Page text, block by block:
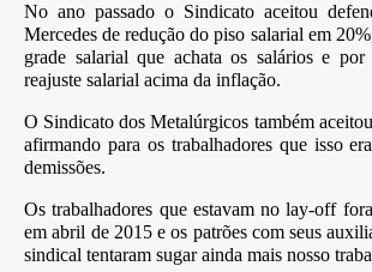
No ano passado o Sindicato aceitou
Mercedes de redução do piso salarial em
grade salarial que achata os salários e
reajuste salarial acima da inflação.
O Sindicato dos Metalúrgicos também
afirmando para os trabalhadores que isso
demissões.
Os trabalhadores que estavam no lay-off
em abril de 2015 e os patrões com seus
sindical tentaram sugar ainda mais nosso